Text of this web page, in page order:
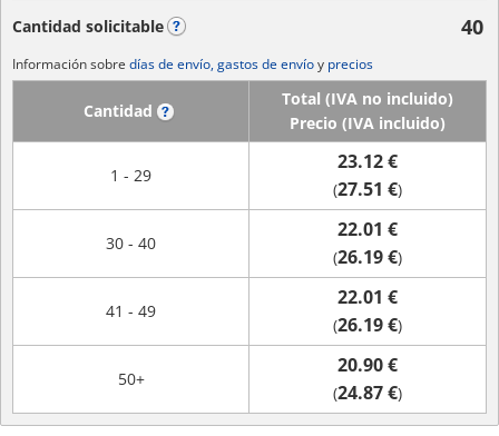
Cantidad solicitable 40
Información sobre días de envío, gastos de envíoy precios
Cantidad
Total (IVA no incluido)
Precio (IVA incluido)
1 - 29
23.12 €
(27.51 €)
30 - 40
22.01 €
(26.19 €)
41 - 49
22.01 €
(26.19 €)
50+
20.90 €
(24.87 €)